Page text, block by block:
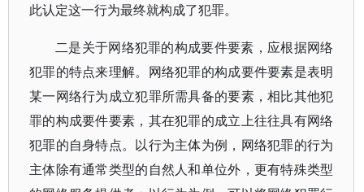
此认定这一行为最终就构成了犯罪。
二是关于网络犯罪的构成要件要素，应根据网络
犯罪的特点来理解。网络犯罪的构成要件要素是表明
某一网络行为成立犯罪所需具备的要素，相比其他犯
罪的构成要件要素，其在犯罪的成立上往往具有网络
犯罪的自身特点。以行为主体为例，网络犯罪的行为
主体除有通常类型的自然人和单位外，更有特殊类型